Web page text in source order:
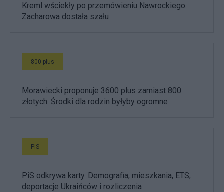
Kreml wściekły po przemówieniu Nawrockiego.
Zacharowa dostała szału
800 plus
Morawiecki proponuje 3600 plus zamiast 800
złotych. Środki dla rodzin byłyby ogromne
PiS
PiS odkrywa karty. Demografia, mieszkania, ETS,
deportacje Ukraińców i rozliczenia